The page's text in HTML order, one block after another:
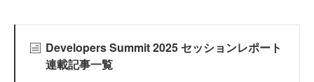
Developers Summit 2025 セッションレポート
連載記事一覧